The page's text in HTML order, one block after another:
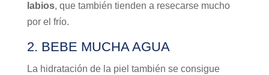
labios, que también tienden a resecarse mucho
por el frío.
2. BEBE MUCHA AGUA
La hidratación de la piel también se consigue